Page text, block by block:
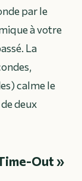
par le
à votre
La
calme le
deux
Out »